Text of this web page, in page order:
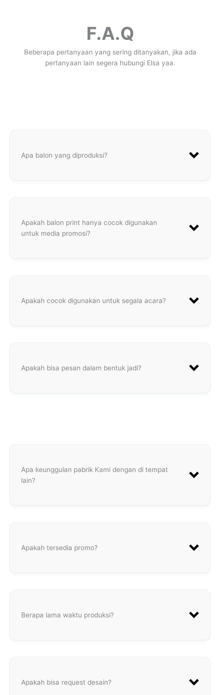
F.A.Q
Beberapa pertanyaan yang sering ditanyakan, jika ada
pertanyaan lain segera hubungi Elsa yaa.
Apa balon yang diproduksi?
Apakah balon print hanya cocok digunakan
untuk media promosi?
Apakah cocok digunakan untuk segala acara?
Apakah bisa pesan dalam bentuk jadi?
Apa keunggulan pabrik Kami dengan di tempat
lain?
Apakah tersedia promo?
Berapa lama waktu produksi?
Apakah bisa request desain?